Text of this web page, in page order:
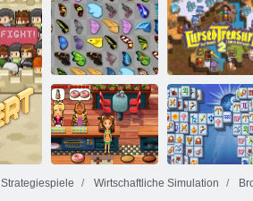
Papiermodelle
Kriege
Ich möchte ein
Milliardär 2
2
Schmetterlings
Kyodai
Verfluchter
Schatz 2
Strategiespiele Wirtschaftliche Simulation